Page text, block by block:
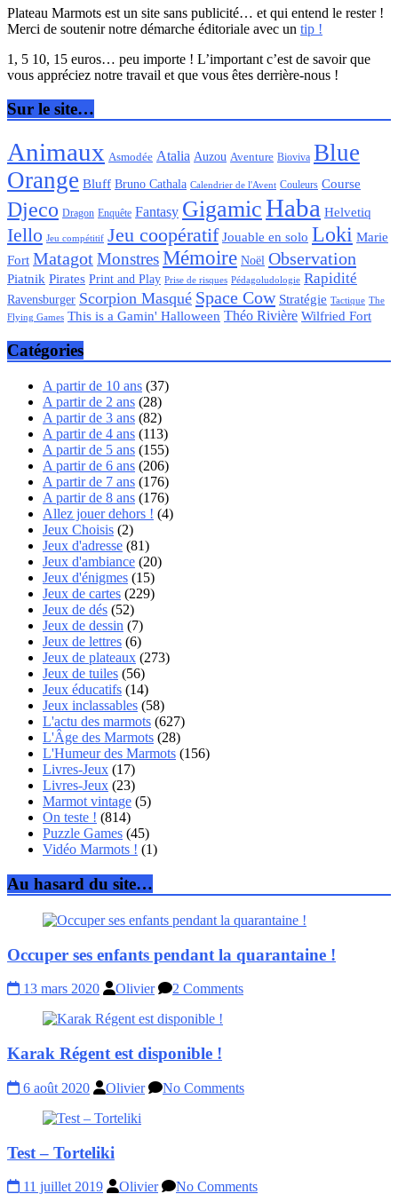
Plateau Marmots est un site sans publicité… et qui entend le rester !
Merci de soutenir notre démarche éditoriale avec un tip !
1, 5 10, 15 euros… peu importe ! L’important c’est de savoir que
vous appréciez notre travail et que vous êtes derrière-nous !
Sur le site…
Animaux Asmodée Atalia Auzou Aventure Bioviva Blue
Orange Bluff Bruno Cathala Calendrier de l'Avent Couleurs Course
Djeco Dragon Enquête Fantasy GigamicHaba Helvetiq
Iello Jeu compétitif Jeu coopératif Jouable en solo Loki Marie
Fort Matagot MonstresMémoire Noël Observation
Piatnik Pirates Print and Play Prise de risques Pédagoludologie Rapidité
Ravensburger Scorpion Masqué Space Cow Stratégie Tactique The
Flying Games This is a Gamin' Halloween Théo Rivière Wilfried Fort
Catégories
A partir de 10 ans (37)
A partir de 2 ans (28)
A partir de 3 ans (82)
A partir de 4 ans (113)
A partir de 5 ans (155)
A partir de 6 ans (206)
A partir de 7 ans (176)
A partir de 8 ans (176)
Allez jouer dehors ! (4)
Jeux Choisis (2)
Jeux d'adresse (81)
Jeux d'ambiance (20)
Jeux d'énigmes (15)
Jeux de cartes (229)
Jeux de dés (52)
Jeux de dessin (7)
Jeux de lettres (6)
Jeux de plateaux (273)
Jeux de tuiles (56)
Jeux éducatifs (14)
Jeux inclassables (58)
L'actu des marmots (627)
L'Âge des Marmots (28)
L'Humeur des Marmots (156)
Livres-Jeux (17)
Livres-Jeux (23)
Marmot vintage (5)
On teste ! (814)
Puzzle Games (45)
Vidéo Marmots ! (1)
Au hasard du site…
Occuper ses enfants pendant la quarantaine !
13 mars 2020 Olivier 2 Comments
Karak Régent est disponible !
6 août 2020 Olivier No Comments
Test – Torteliki
11 juillet 2019 Olivier No Comments